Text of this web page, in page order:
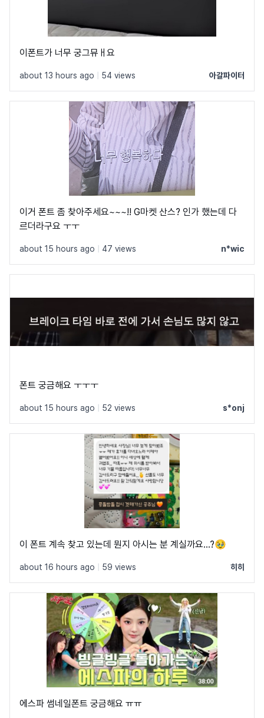
이폰트가 너무 궁그뮤ㅐ요
about 13 hours ago 54 views 아갈파이터
이거 폰트 좀 찾아주세요~~~!! G마켓 산스? 인가 했는데 다
르더라구요 ㅜㅜ
about 15 hours ago 47 views n*wic
폰트 궁금해요 ㅜㅜㅜ
about 15 hours ago 52 views s*onj
이 폰트 계속 찾고 있는데 뭔지 아시는 분 계실까요...?🥹
about 16 hours ago 59 views 히히
에스파 썸네일폰트 궁금해요 ㅠㅠ